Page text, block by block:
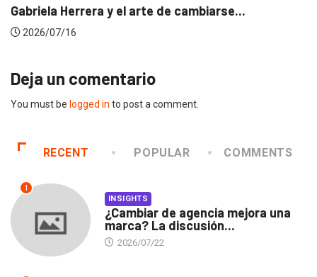
Gabriela Herrera y el arte de cambiarse...
2026/07/16
Deja un comentario
You must be logged in to post a comment.
RECENT POPULAR COMMENTS
1
INSIGHTS
¿Cambiar de agencia mejora una
marca? La discusión...
2026/07/22